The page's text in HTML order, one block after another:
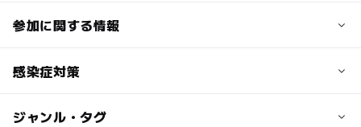
参加に関する情報
対象年齢
感染症対策
本イベントは、同時に多くの方が集まらないようなご家族
ジャンル・タグ